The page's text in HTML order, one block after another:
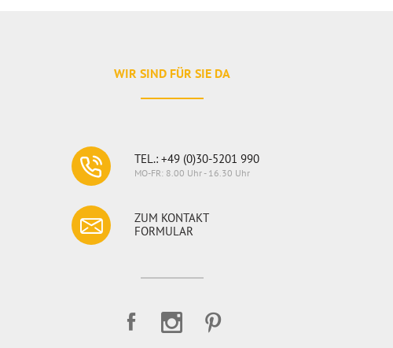
B11
weiße
kostenfreies
So können
erstellen
passendem
WIR SIND FÜR SIE DA
TEL.: +49 (0)30-5201 990
MO-FR: 8.00 Uhr - 16.30 Uhr
ZUM KONTAKT
FORMULAR